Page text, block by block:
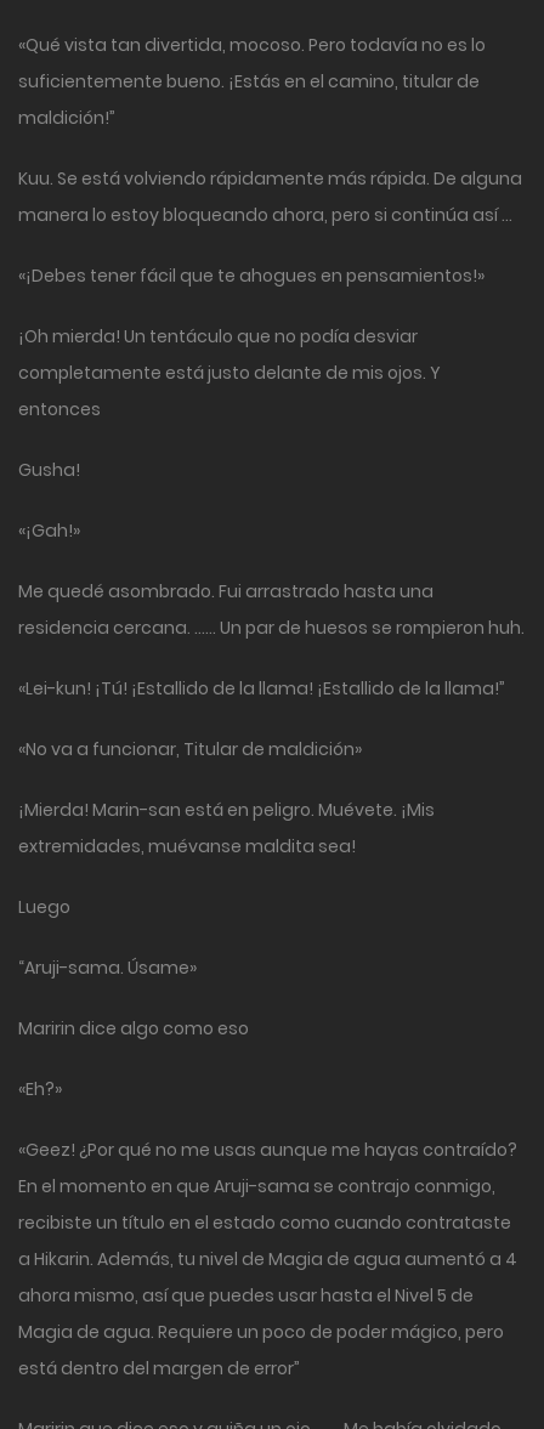
«Qué vista tan divertida, mocoso. Pero todavía no es lo
suficientemente bueno. ¡Estás en el camino, titular de
maldición!”
Kuu. Se está volviendo rápidamente más rápida. De alguna
manera lo estoy bloqueando ahora, pero si continúa así …
«¡Debes tener fácil que te ahogues en pensamientos!»
¡Oh mierda! Un tentáculo que no podía desviar
completamente está justo delante de mis ojos. Y
entonces
Gusha!
«¡Gah!»
Me quedé asombrado. Fui arrastrado hasta una
residencia cercana. …… Un par de huesos se rompieron huh.
«Lei-kun! ¡Tú! ¡Estallido de la llama! ¡Estallido de la llama!”
«No va a funcionar, Titular de maldición»
¡Mierda! Marin-san está en peligro. Muévete. ¡Mis
extremidades, muévanse maldita sea!
Luego
“Aruji-sama. Úsame»
Maririn dice algo como eso
«Eh?»
«Geez! ¿Por qué no me usas aunque me hayas contraído?
En el momento en que Aruji-sama se contrajo conmigo,
recibiste un título en el estado como cuando contrataste
a Hikarin. Además, tu nivel de Magia de agua aumentó a 4
ahora mismo, así que puedes usar hasta el Nivel 5 de
Magia de agua. Requiere un poco de poder mágico, pero
está dentro del margen de error”